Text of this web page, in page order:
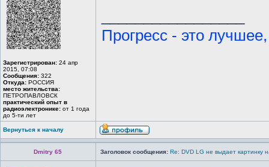
Зарегистрирован: 24 апр
2015, 07:08
Сообщения: 322
Откуда: РОССИЯ
место жительства:
ПЕТРОПАВЛОВСК
практический опыт в
радиоэлектронике: от 1 года
до 5-ти лет
Прогресс - это
Вернуться к началу
Dmitry 65 Заголовок сообщения: Re: DVD LG не выдает картинку